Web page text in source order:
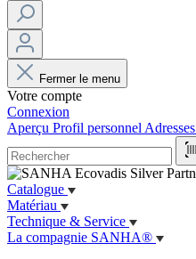
Fermer le menu
Votre compte
Connexion
Aperçu Profil personnel Adresses
Catalogue
Matériau
Technique & Service
La compagnie SANHA®